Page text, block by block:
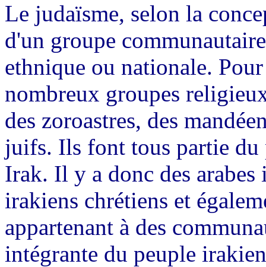
Le judaïsme, selon la
d'un groupe
ethnique ou nationale.
nombreux groupes
des zoroastres, des
juifs. Ils font tous partie du
Irak. Il y a donc des arabes
irakiens chrétiens et
appartenant à des
intégrante du peuple